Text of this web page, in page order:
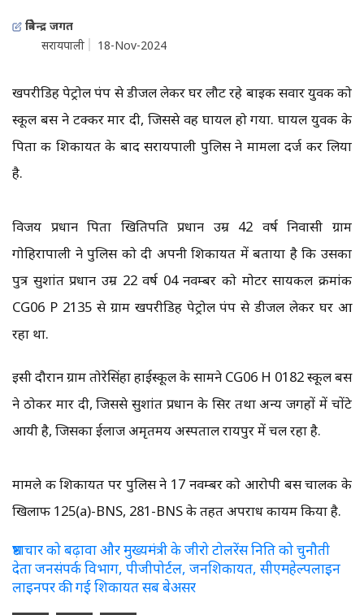
त्रिवेन्द्र जगत
सरायपाली
18-Nov-2024
खपरीडिह पेट्रोल पंप से डीजल लेकर घर लौट रहे बाइक सवार युवक को
स्कूल बस ने टक्कर मार दी, जिससे वह घायल हो गया. घायल युवक के
पिता की शिकायत के बाद सरायपाली पुलिस ने मामला दर्ज कर लिया
है.
विजय प्रधान पिता खितिपति प्रधान उम्र 42 वर्ष निवासी ग्राम
गोहिरापाली ने पुलिस को दी अपनी शिकायत में बताया है कि उसका
पुत्र सुशांत प्रधान उम्र 22 वर्ष 04 नवम्बर को मोटर सायकल क्रमांक
CG06 P 2135 से ग्राम खपरीडिह पेट्रोल पंप से डीजल लेकर घर आ
रहा था.
इसी दौरान ग्राम तोरेसिंहा हाईस्कूल के सामने CG06 H 0182 स्कूल बस
ने ठोकर मार दी, जिससे सुशांत प्रधान के सिर तथा अन्य जगहों में चोंटे
आयी है, जिसका ईलाज अमृतमय अस्पताल रायपुर में चल रहा है.
मामले की शिकायत पर पुलिस ने 17 नवम्बर को आरोपी बस चालक के
खिलाफ 125(a)-BNS, 281-BNS के तहत अपराध कायम किया है.
भ्रष्टाचार को बढ़ावा और मुख्यमंत्री के जीरो टोलरेंस निति को चुनौती
देता जनसंपर्क विभाग, पीजीपोर्टल, जनशिकायत, सीएमहेल्पलाइन
लाइनपर की गई शिकायत सब बेअसर